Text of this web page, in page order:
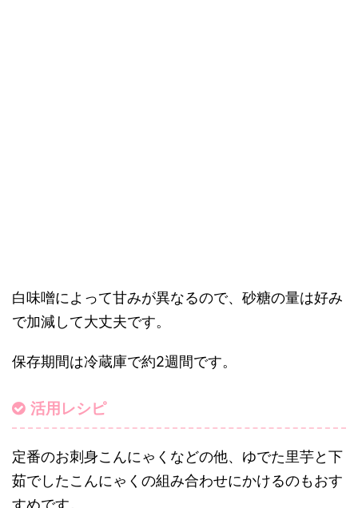
白味噌によって甘みが異なるので、砂糖の量は好み
で加減して大丈夫です。
保存期間は冷蔵庫で約2週間です。
活用レシピ
定番のお刺身こんにゃくなどの他、ゆでた里芋と下
茹でしたこんにゃくの組み合わせにかけるのもおす
すめです。